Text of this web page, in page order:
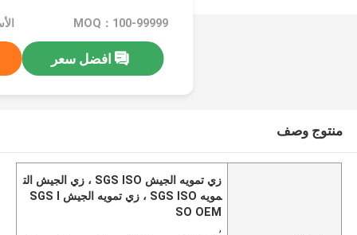
MOQ：100-99999
افضل سعر
منتوج وصف
زي تمويه الجيش SGS ISO ، زي الجيش الت
مويه SGS ISO ، زي تمويه الجيش SGS I
SO OEM
,